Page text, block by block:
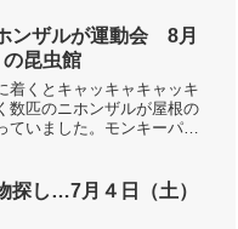
ンザルが運動会 8月
の昆虫館
着くとキャッキャキャッキ
数匹のニホンザルが屋根の
ていました。モンキーパー
が物顔で昆虫館を占拠して
う。夏はセミの...
探し…7月４日（土）